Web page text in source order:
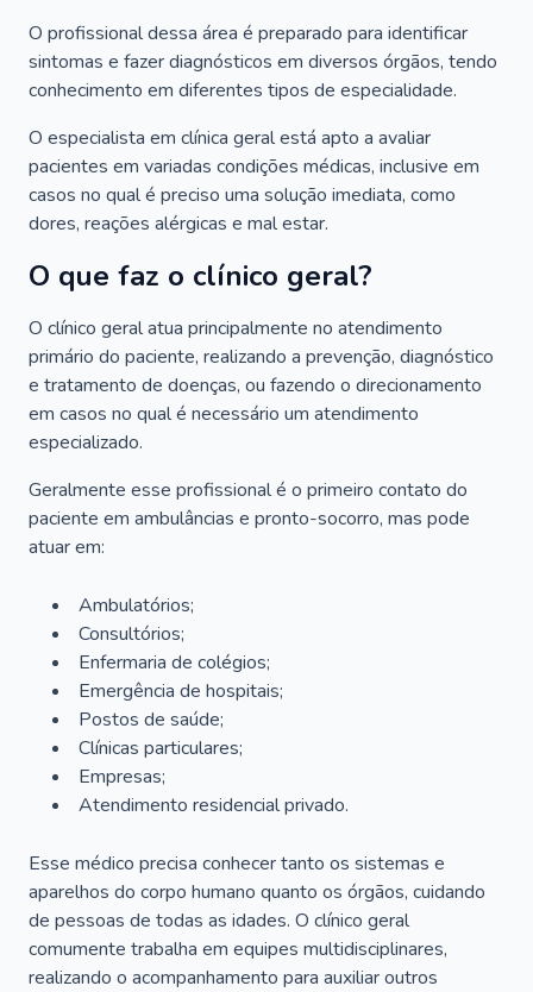
O profissional dessa área é preparado para identificar
sintomas e fazer diagnósticos em diversos órgãos, tendo
conhecimento em diferentes tipos de especialidade.
O especialista em clínica geral está apto a avaliar
pacientes em variadas condições médicas, inclusive em
casos no qual é preciso uma solução imediata, como
dores, reações alérgicas e mal estar.
O que faz o clínico geral?
O clínico geral atua principalmente no atendimento
primário do paciente, realizando a prevenção, diagnóstico
e tratamento de doenças, ou fazendo o direcionamento
em casos no qual é necessário um atendimento
especializado.
Geralmente esse profissional é o primeiro contato do
paciente em ambulâncias e pronto-socorro, mas pode
atuar em:
Ambulatórios;
Consultórios;
Enfermaria de colégios;
Emergência de hospitais;
Postos de saúde;
Clínicas particulares;
Empresas;
Atendimento residencial privado.
Esse médico precisa conhecer tanto os sistemas e
aparelhos do corpo humano quanto os órgãos, cuidando
de pessoas de todas as idades. O clínico geral
comumente trabalha em equipes multidisciplinares,
realizando o acompanhamento para auxiliar outros